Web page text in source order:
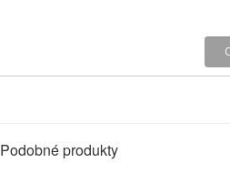
Podobné produkty